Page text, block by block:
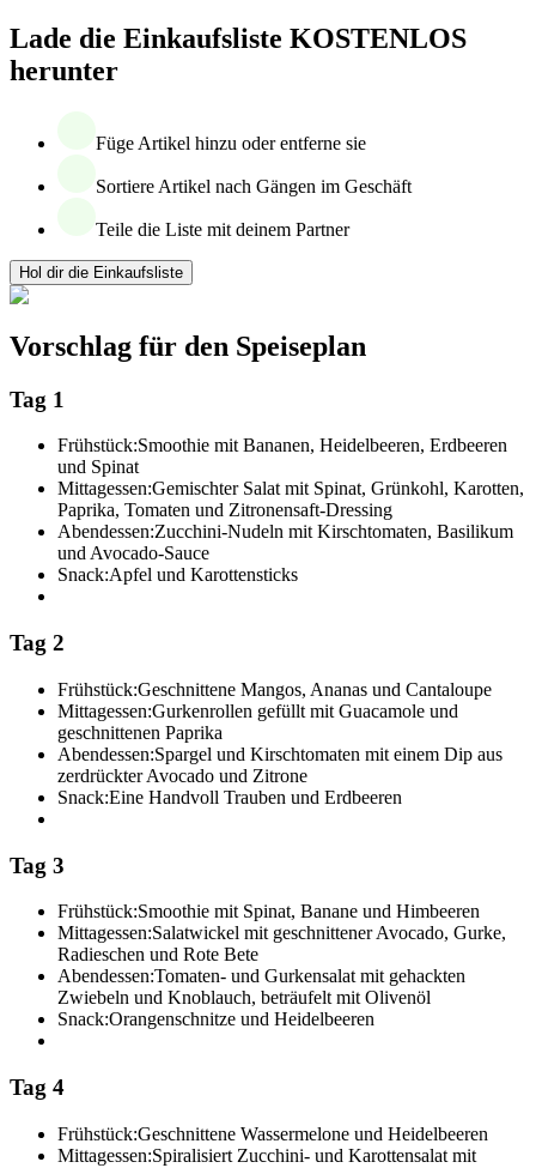
Lade die Einkaufsliste KOSTENLOS
herunter
Füge Artikel hinzu oder entferne sie
Sortiere Artikel nach Gängen im Geschäft
Teile die Liste mit deinem Partner
Hol dir die Einkaufsliste
Vorschlag für den Speiseplan
Tag 1
Frühstück:Smoothie mit Bananen, Heidelbeeren, Erdbeeren
und Spinat
Mittagessen:Gemischter Salat mit Spinat, Grünkohl, Karotten,
Paprika, Tomaten und Zitronensaft-Dressing
Abendessen:Zucchini-Nudeln mit Kirschtomaten, Basilikum
und Avocado-Sauce
Snack:Apfel und Karottensticks
Tag 2
Frühstück:Geschnittene Mangos, Ananas und Cantaloupe
Mittagessen:Gurkenrollen gefüllt mit Guacamole und
geschnittenen Paprika
Abendessen:Spargel und Kirschtomaten mit einem Dip aus
zerdrückter Avocado und Zitrone
Snack:Eine Handvoll Trauben und Erdbeeren
Tag 3
Frühstück:Smoothie mit Spinat, Banane und Himbeeren
Mittagessen:Salatwickel mit geschnittener Avocado, Gurke,
Radieschen und Rote Bete
Abendessen:Tomaten- und Gurkensalat mit gehackten
Zwiebeln und Knoblauch, beträufelt mit Olivenöl
Snack:Orangenschnitze und Heidelbeeren
Tag 4
Frühstück:Geschnittene Wassermelone und Heidelbeeren
Mittagessen:Spiralisiert Zucchini- und Karottensalat mit